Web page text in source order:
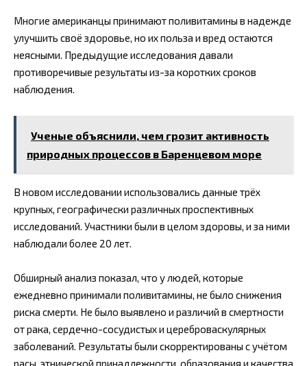
Многие американцы принимают поливитамины в надежде
улучшить своё здоровье, но их польза и вред остаются
неясными. Предыдущие исследования давали
противоречивые результаты из-за коротких сроков
наблюдения.
Ученые объяснили, чем грозит активность
природных процессов в Баренцевом море
В новом исследовании использовались данные трёх
крупных, географически различных проспективных
исследований. Участники были в целом здоровы, и за ними
наблюдали более 20 лет.
Обширный анализ показал, что у людей, которые
ежедневно принимали поливитамины, не было снижения
риска смерти. Не было выявлено и различий в смертности
от рака, сердечно-сосудистых и цереброваскулярных
заболеваний. Результаты были скорректированы с учётом
расы, этнической принадлежности, образования и качества